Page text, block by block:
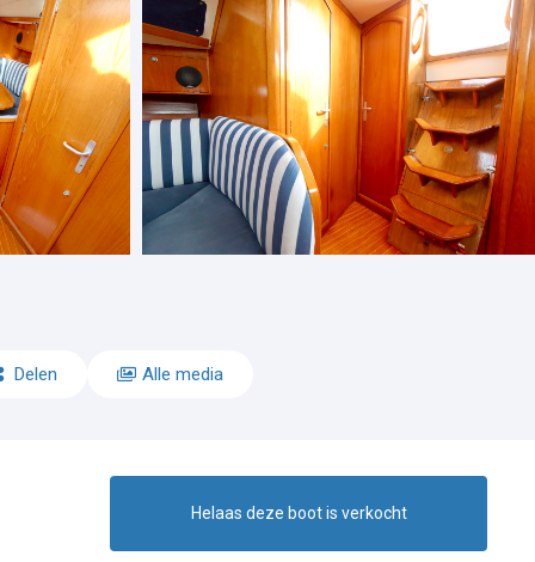
Delen Alle media
Helaas deze boot is verkocht